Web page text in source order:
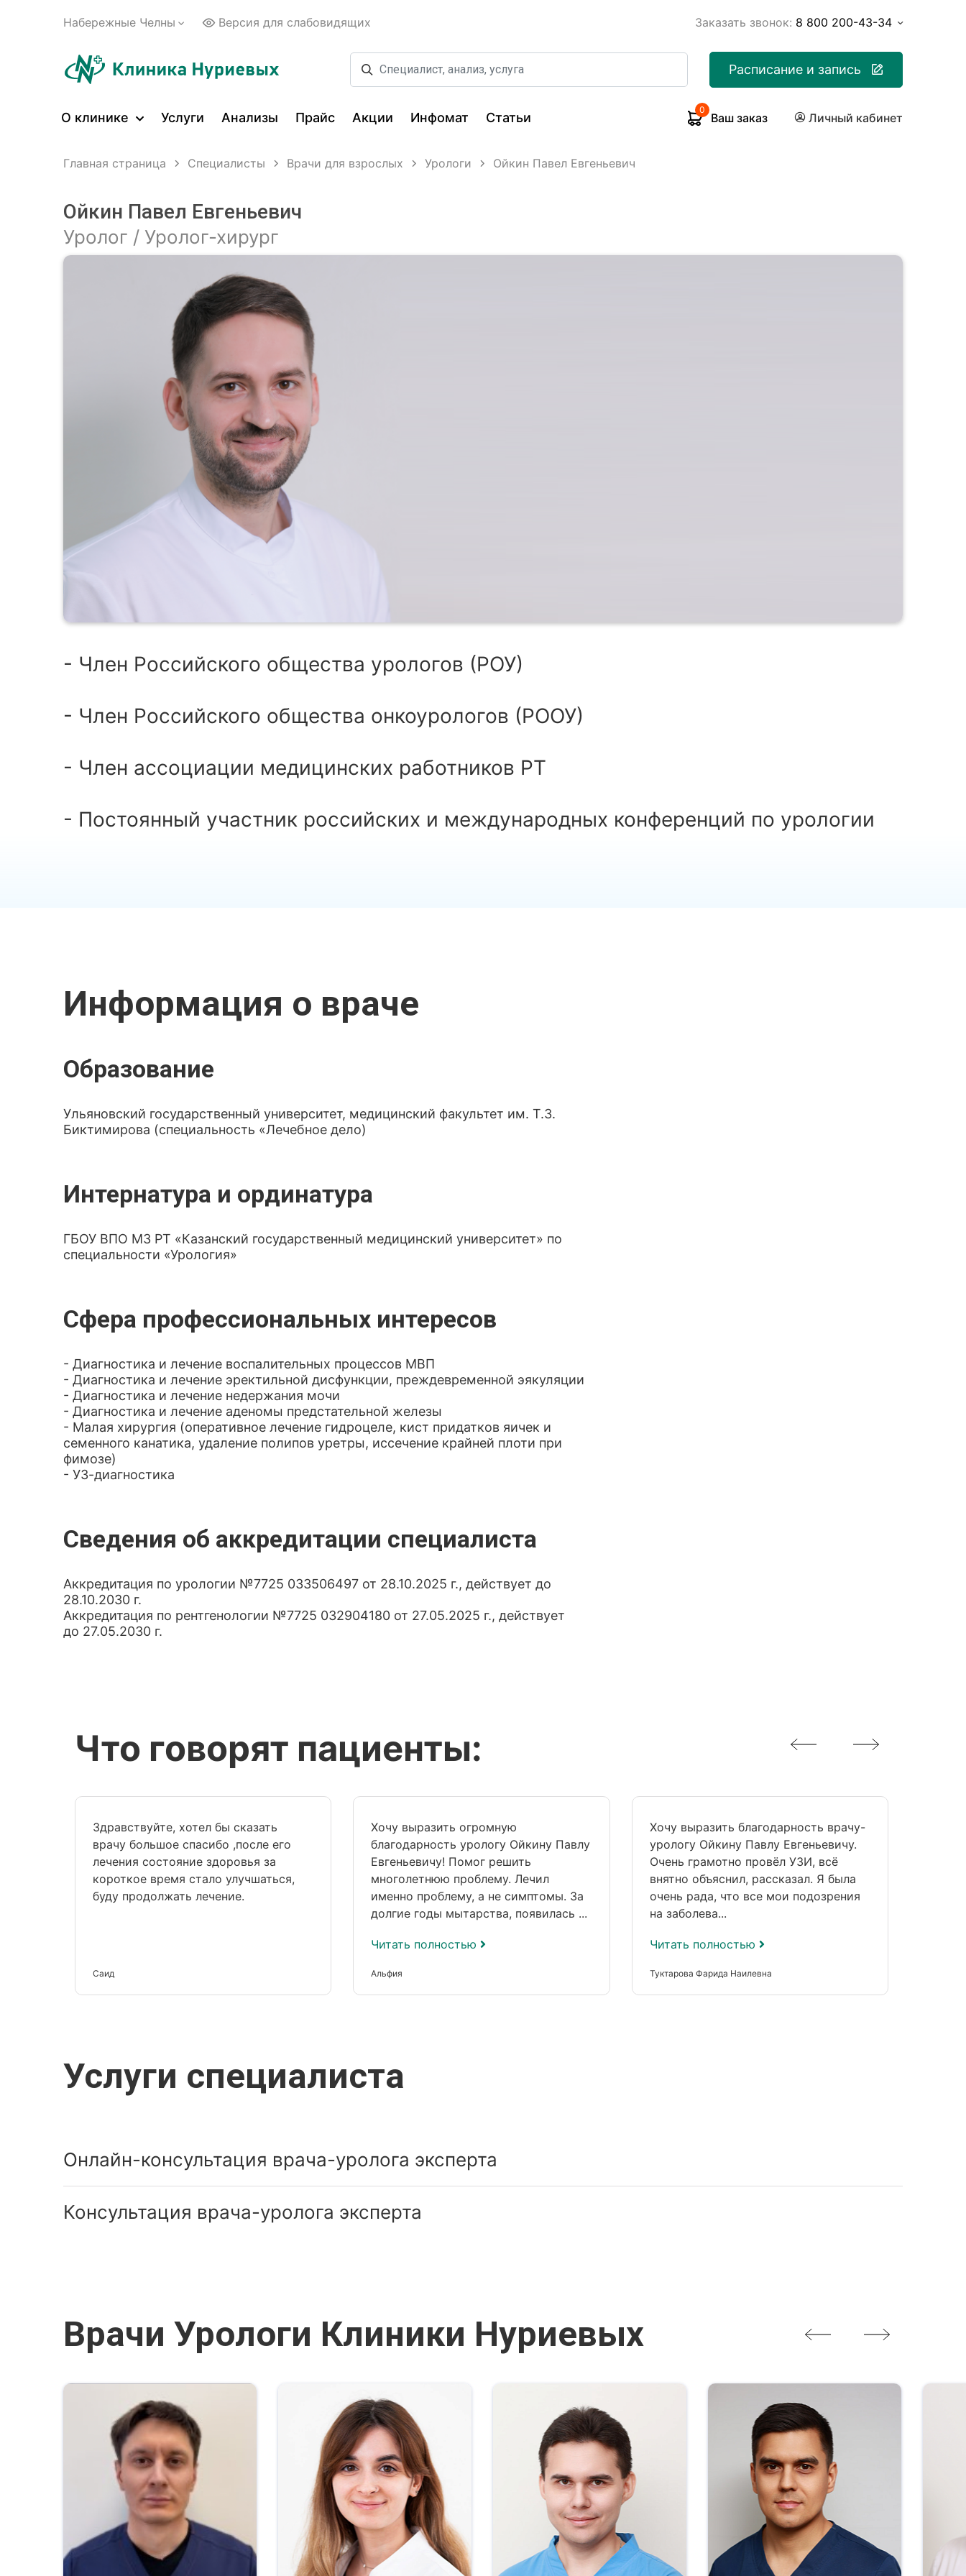
Набережные Челны Версия для слабовидящих Заказать звонок: 8 800 200-43-34
Расписание и запись
О клинике Услуги Анализы Прайс Акции Инфомат Статьи
0
Ваш заказ Личный кабинет
Главная страница Специалисты Врачи для взрослых Урологи Ойкин Павел Евгеньевич
Ойкин Павел Евгеньевич
Уролог / Уролог-хирург
- Член Российского общества урологов (РОУ)
- Член Российского общества онкоурологов (РООУ)
- Член ассоциации медицинских работников РТ
- Постоянный участник российских и международных конференций по урологии
Информация о враче
Образование
Ульяновский государственный университет, медицинский факультет им. Т.З.
Биктимирова (специальность «Лечебное дело)
Интернатура и ординатура
ГБОУ ВПО МЗ РТ «Казанский государственный медицинский университет» по
специальности «Урология»
Сфера профессиональных интересов
- Диагностика и лечение воспалительных процессов МВП
- Диагностика и лечение эректильной дисфункции, преждевременной эякуляции
- Диагностика и лечение недержания мочи
- Диагностика и лечение аденомы предстательной железы
- Малая хирургия (оперативное лечение гидроцеле, кист придатков яичек и
семенного канатика, удаление полипов уретры, иссечение крайней плоти при
фимозе)
- УЗ-диагностика
Сведения об аккредитации специалиста
Аккредитация по урологии №7725 033506497 от 28.10.2025 г., действует до
28.10.2030 г.
Аккредитация по рентгенологии №7725 032904180 от 27.05.2025 г., действует
до 27.05.2030 г.
Что говорят пациенты:
Здравствуйте, хотел бы сказать
врачу большое спасибо ,после его
лечения состояние здоровья за
короткое время стало улучшаться,
буду продолжать лечение.
Саид
Хочу выразить огромную
благодарность урологу Ойкину Павлу
Евгеньевичу! Помог решить
многолетнюю проблему. Лечил
именно проблему, а не симптомы. За
долгие годы мытарства, появилась ...
Читать полностью
Альфия
Хочу выразить благодарность врачу-
урологу Ойкину Павлу Евгеньевичу.
Очень грамотно провёл УЗИ, всё
внятно объяснил, рассказал. Я была
очень рада, что все мои подозрения
на заболева...
Читать полностью
Туктарова Фарида Наилевна
Услуги специалиста
Онлайн-консультация врача-уролога эксперта
Консультация врача-уролога эксперта
Врачи Урологи Клиники Нуриевых